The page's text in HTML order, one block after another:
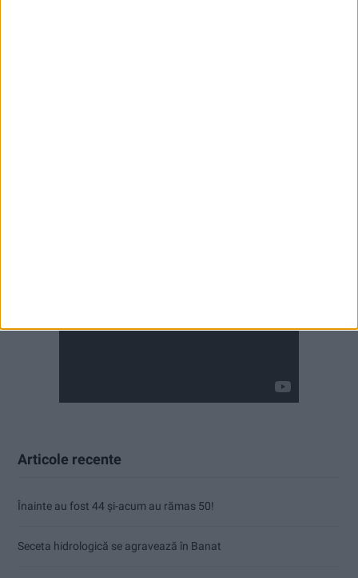
Articole recente
Înainte au fost 44 și-acum au rămas 50!
Seceta hidrologică se agravează în Banat